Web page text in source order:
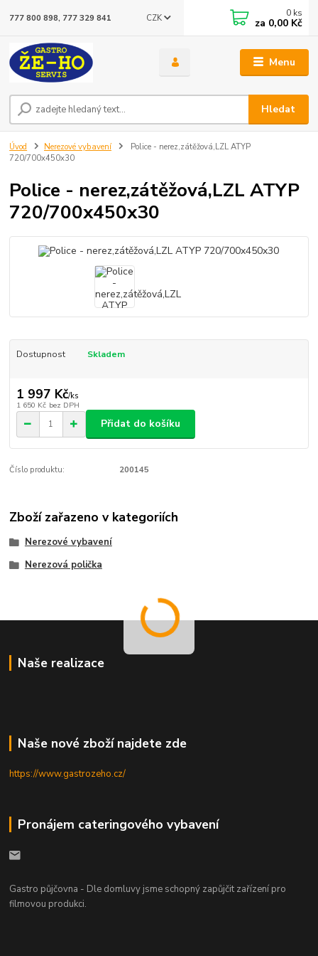
Menu
CZK
Hledat
777 800 898, 777 329 841 0 ks
za 0,00 Kč
Úvod Nerezové vybavení
Police - nerez,zátěžová,LZL ATYP
720/700x450x30
Police - nerez,zátěžová,LZL ATYP
720/700x450x30
Dostupnost Skladem
1 997 Kč/ks
1 650 Kč bez DPH
Přidat do košíku
Číslo produktu: 200145
Zboží zařazeno v kategoriích
Nerezové vybavení
Nerezová polička
Naše realizace
Naše nové zboží najdete zde
https://www.gastrozeho.cz/
Pronájem cateringového vybavení
Gastro půjčovna - Dle domluvy jsme schopný zapůjčit zařízení pro
filmovou produkci.